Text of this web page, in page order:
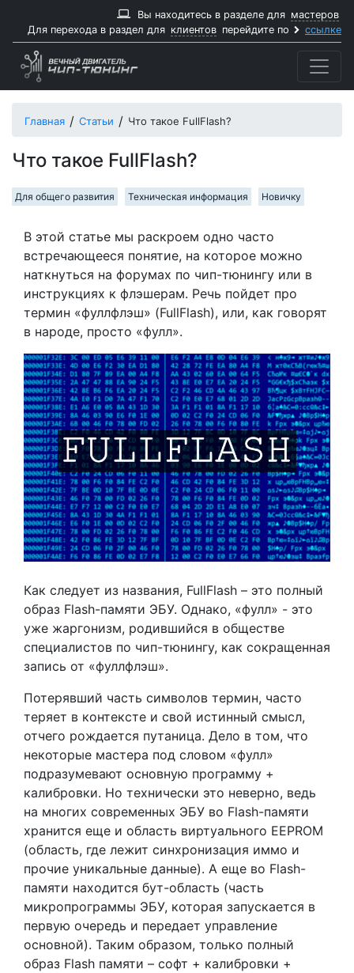
Вы находитесь в разделе для мастеров
Для перехода в раздел для клиентов перейдите по ссылке
Главная Статьи Что такое FullFlash?
Что такое FullFlash?
Для общего развития Техническая информация Новичку
В этой статье мы раскроем одно часто
встречающееся понятие, на которое можно
наткнуться на форумах по чип-тюнингу или в
инструкциях к флэшерам. Речь пойдет про
термин «фуллфлэш» (FullFlash), или, как говорят
в народе, просто «фулл».
Как следует из названия, FullFlash – это полный
образ Flash-памяти ЭБУ. Однако, «фулл» - это
уже жаргонизм, родившийся в обществе
специалистов по чип-тюнингу, как сокращенная
запись от «фуллфлэш».
Потерявший часть символов термин, часто
теряет в контексте и свой истинный смысл,
отчего рождается путаница. Дело в том, что
некоторые мастера под словом «фулл»
подразумевают основную программу +
калибровки. Но технически это неверно, ведь
на многих современных ЭБУ во Flash-памяти
хранится еще и область виртуального EEPROM
(область, где лежит синхронизация иммо и
прочие уникальные данные). А еще во Flash-
памяти находится бут-область (часть
микропрограммы ЭБУ, которая запускается в
первую очередь и передает управление
основной). Таким образом, только полный
образ Flash памяти – софт + калибровки +